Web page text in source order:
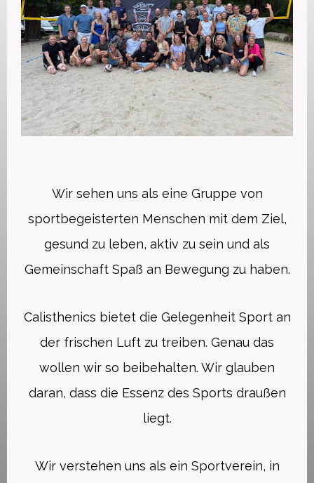
Wir sehen uns als eine Gruppe von
sportbegeisterten Menschen mit dem Ziel,
gesund zu leben, aktiv zu sein und als
Gemeinschaft Spaß an Bewegung zu haben.
Calisthenics bietet die Gelegenheit Sport an
der frischen Luft zu treiben. Genau das
wollen wir so beibehalten. Wir glauben
daran, dass die Essenz des Sports draußen
liegt.
Wir verstehen uns als ein Sportverein, in